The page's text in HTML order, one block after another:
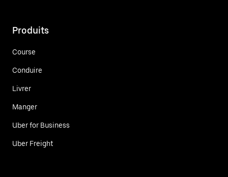
Produits
Course
Conduire
Livrer
Manger
Uber for Business
Uber Freight